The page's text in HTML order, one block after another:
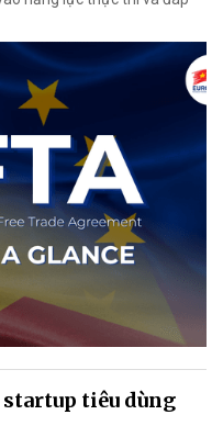
tiêu dùng